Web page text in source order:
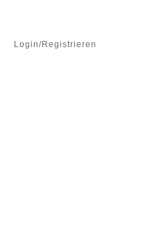
Login/Registrieren